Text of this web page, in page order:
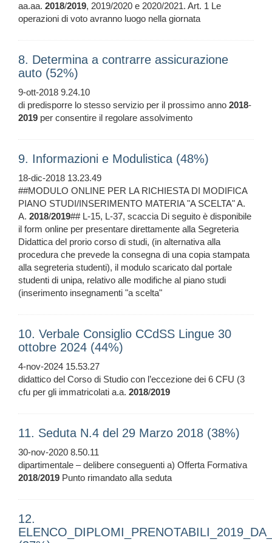
aa.aa. 2018/2019, 2019/2020 e 2020/2021. Art. 1 Le
operazioni di voto avranno luogo nella giornata
8. Determina a contrarre assicurazione
auto (52%)
9-ott-2018 9.24.10
di predisporre lo stesso servizio per il prossimo anno 2018-
2019 per consentire il regolare assolvimento
9. Informazioni e Modulistica (48%)
18-dic-2018 13.23.49
##MODULO ONLINE PER LA RICHIESTA DI MODIFICA
PIANO STUDI/INSERIMENTO MATERIA "A SCELTA" A.
A. 2018/2019## L-15, L-37, scaccia Di seguito è disponibile
il form online per presentare direttamente alla Segreteria
Didattica del prorio corso di studi, (in alternativa alla
procedura che prevede la consegna di una copia stampata
alla segreteria studenti), il modulo scaricato dal portale
studenti di unipa, relativo alle modifiche al piano studi
(inserimento insegnamenti "a scelta"
10. Verbale Consiglio CCdSS Lingue 30
ottobre 2024 (44%)
4-nov-2024 15.53.27
didattico del Corso di Studio con l’eccezione dei 6 CFU (3
cfu per gli immatricolati a.a. 2018/2019
11. Seduta N.4 del 29 Marzo 2018 (38%)
30-nov-2020 8.50.11
dipartimentale – delibere conseguenti a) Offerta Formativa
2018/2019 Punto rimandato alla seduta
12.